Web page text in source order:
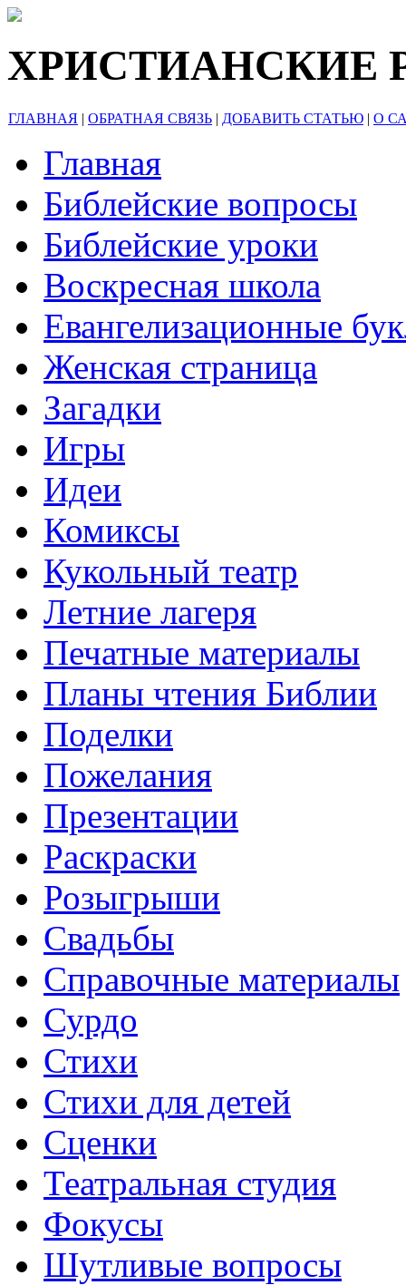
ХРИСТИАНСКИЕ
ГЛАВНАЯ | ОБРАТНАЯ СВЯЗЬ | ДОБАВИТЬ СТАТЬЮ | О
Главная
Библейские вопросы
Библейские уроки
Воскресная школа
Евангелизационные
Женская страница
Загадки
Игры
Идеи
Комиксы
Кукольный театр
Летние лагеря
Печатные материалы
Планы чтения Библии
Поделки
Пожелания
Презентации
Раскраски
Розыгрыши
Свадьбы
Справочные материалы
Сурдо
Стихи
Стихи для детей
Сценки
Театральная студия
Фокусы
Шутливые вопросы